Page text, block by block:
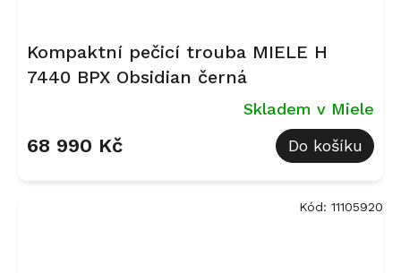
Kompaktní pečicí trouba MIELE H
7440 BPX Obsidian černá
Skladem v Miele
68 990 Kč Do košíku
Kód: 11105920